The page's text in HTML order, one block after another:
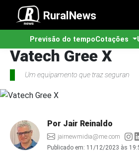
RuralNews
Previsão do tempoCotações
Vatech Gree X
Um equipamento que traz seguran
Por Jair Reinaldo
jairnewmidia@me.com
Publicado em: 11/12/2023 às